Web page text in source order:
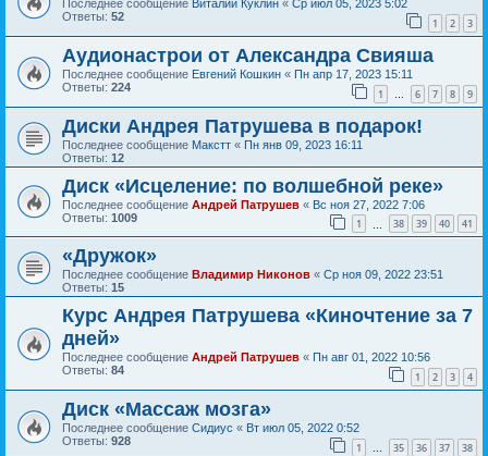
Последнее сообщение Виталий Куклин « Ср июл 05, 2023 5:02
Ответы: 52 1 2 3
Аудионастрои от Александра Свияша
Последнее сообщение Евгений Кошкин « Пн апр 17, 2023 15:11
Ответы: 224 1 … 6 7 8 9
Диски Андрея Патрушева в подарок!
Последнее сообщение Макстт « Пн янв 09, 2023 16:11
Ответы: 12
Диск «Исцеление: по волшебной реке»
Последнее сообщение Андрей Патрушев « Вс ноя 27, 2022 7:06
Ответы: 1009 1 38 39 40 41
«Дружок»
Последнее сообщение Владимир Никонов « Ср ноя 09, 2022 23:51
Ответы: 15
Курс Андрея Патрушева «Киночтение за 7
дней»
Последнее сообщение Андрей Патрушев « Пн авг 01, 2022 10:56
Ответы: 84 1 2 3 4
Диск «Массаж мозга»
Последнее сообщение Сидиус « Вт июл 05, 2022 0:52
Ответы: 928 1 … 35 36 37 38